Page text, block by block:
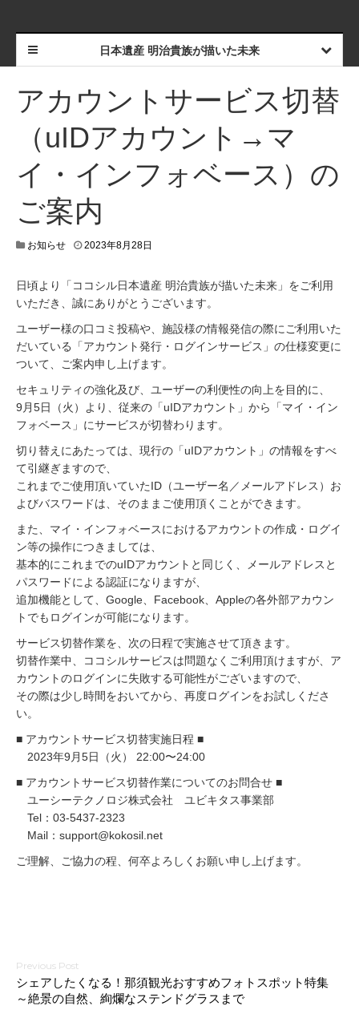
日本遺産 明治貴族が描いた未来
アカウントサービス切替
（uIDアカウント→マ
イ・インフォベース）の
ご案内
お知らせ 2023年8月28日
3
年
月
2
8
日頃より「ココシル日本遺産 明治貴族が描いた未来」をご利用
いただき、誠にありがとうございます。
ユーザー様の口コミ投稿や、施設様の情報発信の際にご利用いた
だいている「アカウント発行・ログインサービス」の仕様変更に
ついて、ご案内申し上げます。
セキュリティの強化及び、ユーザーの利便性の向上を目的に、
9月5日（火）より、従来の「uIDアカウント」から「マイ・イン
フォベース」にサービスが切替わります。
切り替えにあたっては、現行の「uIDアカウント」の情報をすべ
て引継ぎますので、
これまでご使用頂いていたID（ユーザー名／メールアドレス）お
よびバスワードは、そのままご使用頂くことができます。
また、マイ・インフォベースにおけるアカウントの作成・ログイ
ン等の操作につきましては、
基本的にこれまでのuIDアカウントと同じく、メールアドレスと
パスワードによる認証になりますが、
追加機能として、Google、Facebook、Appleの各外部アカウン
トでもログインが可能になります。
サービス切替作業を、次の日程で実施させて頂きます。
切替作業中、ココシルサービスは問題なくご利用頂けますが、ア
カウントのログインに失敗する可能性がございますので、
その際は少し時間をおいてから、再度ログインをお試しくださ
い。
■ アカウントサービス切替実施日程 ■
2023年9月5日（火） 22:00〜24:00
■ アカウントサービス切替作業についてのお問合せ ■
ユーシーテクノロジ株式会社 ユビキタス事業部
Tel：03-5437-2323
Mail：support@kokosil.net
ご理解、ご協力の程、何卒よろしくお願い申し上げます。
投
稿
シェアしたくなる！那須観光おすすめフォトスポット特集
～絶景の自然、絢爛なステンドグラスまで